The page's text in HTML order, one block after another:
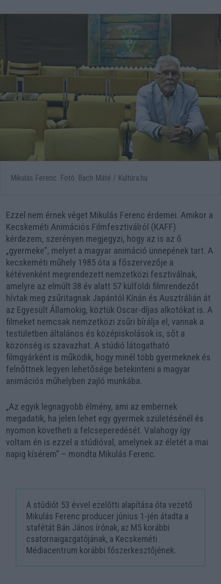
Mikulás Ferenc. Fotó: Bach Máté / Kultúra.hu
Ezzel nem érnek véget Mikulás Ferenc érdemei. Amikor a
Kecskeméti Animációs Filmfesztiválról (KAFF)
kérdezem, szerényen megjegyzi, hogy az is az ő
„gyermeke”, melyet a magyar animáció ünnepének tart. A
kecskeméti műhely 1985 óta a főszervezője a
kétévenként megrendezett nemzetközi fesztiválnak,
amelyre az elmúlt 38 év alatt 57 külföldi filmrendezőt
hívtak meg zsűritagnak Japántól Kínán és Ausztrálián át
az Egyesült Államokig, köztük Oscar-díjas alkotókat is. A
filmeket nemcsak nemzetközi zsűri bírálja el, vannak a
testületben általános és középiskolások is, sőt a
közönség is szavazhat. A stúdió látogatható
filmgyárként is működik, hogy minél több gyermeknek és
felnőttnek legyen lehetősége betekinteni a magyar
animációs műhelyben zajló munkába.
„Az egyik legnagyobb élmény, ami az embernek
megadatik, ha jelen lehet egy gyermek születésénél és
nyomon követheti a felcseperedését. Valahogy így
voltam én is ezzel a stúdióval, amelynek az életét a mai
napig kísérem” – mondta Mikulás Ferenc.
A stúdiót 53 évvel ezelőtti alapítása óta vezető
Mikulás Ferenc producer június 1-jén átadta a
stafétát Bán János írónak, az M5 korábbi
csatornaigazgatójának, a Kecskeméti
Médiacentrum korábbi főszerkesztőjének.